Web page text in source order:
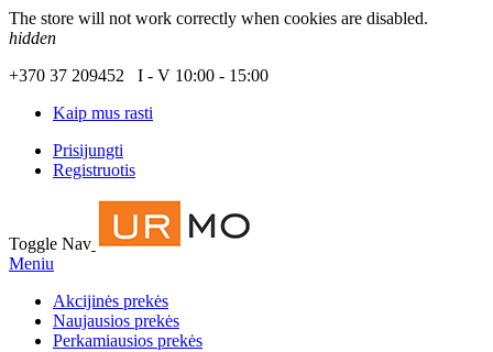
The store will not work correctly when cookies are disabled.
hidden
+370 37 209452 I - V 10:00 - 15:00
Kaip mus rasti
Prisijungti
Registruotis
Toggle Nav
Meniu
Akcijinės prekės
Naujausios prekės
Perkamiausios prekės